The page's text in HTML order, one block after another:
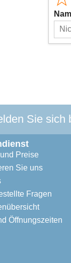
Sie sich
Preise
Sie uns
Fragen
Öffnungszeiten